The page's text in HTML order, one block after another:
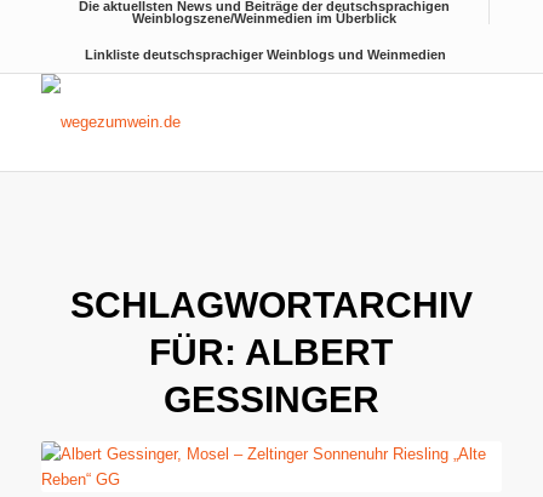
Die aktuellsten News und Beiträge der deutschsprachigen
Weinblogszene/Weinmedien im Überblick
Linkliste deutschsprachiger Weinblogs und Weinmedien
SCHLAGWORTARCHIV
FÜR: ALBERT
GESSINGER